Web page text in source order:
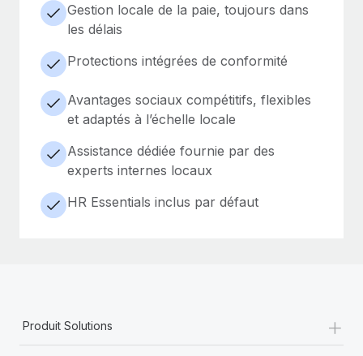
Gestion locale de la paie, toujours dans
les délais
Protections intégrées de conformité
Avantages sociaux compétitifs, flexibles
et adaptés à l’échelle locale
Assistance dédiée fournie par des
experts internes locaux
HR Essentials inclus par défaut
Produit Solutions +